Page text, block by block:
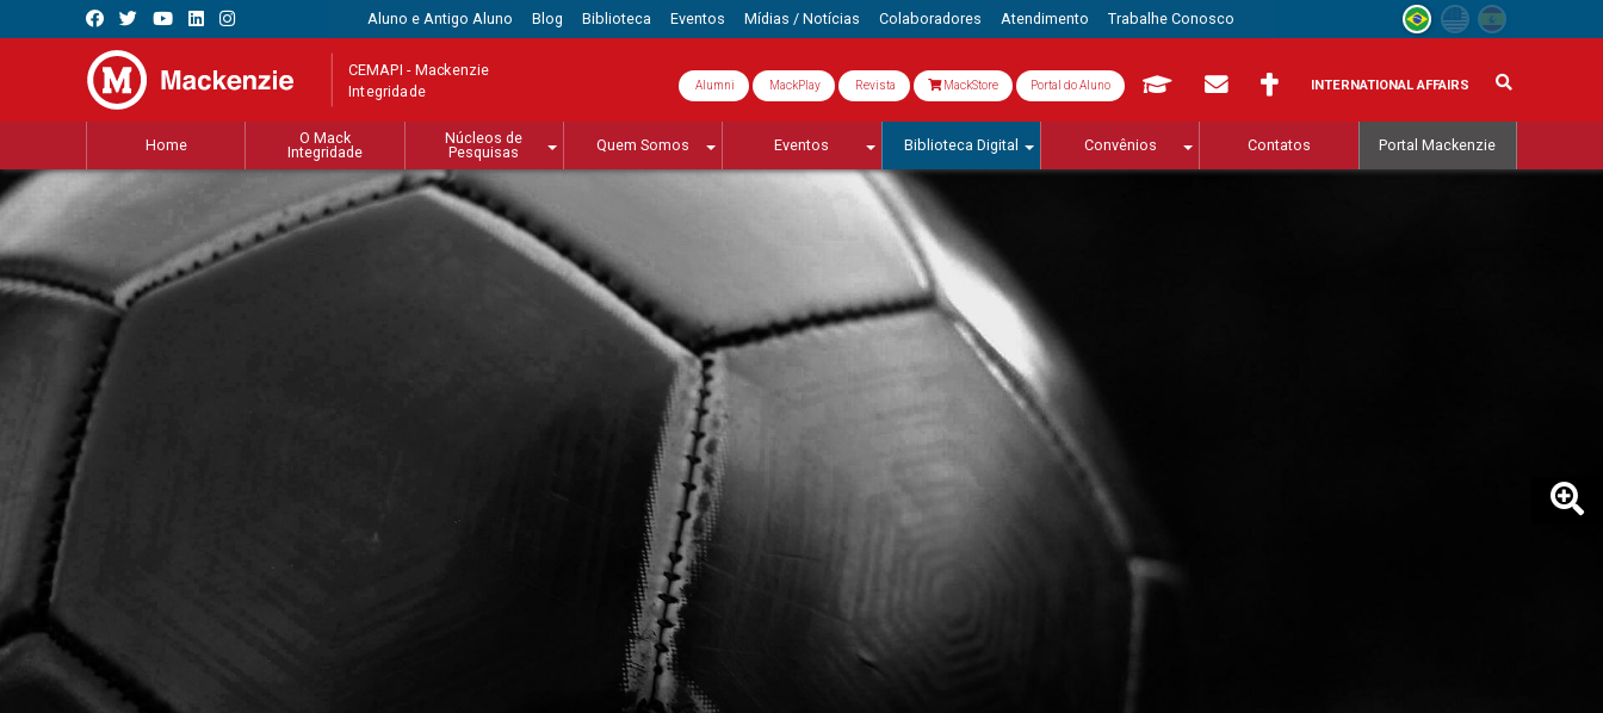
Aluno e Antigo Aluno Blog Biblioteca Eventos Mídias / Notícias Colaboradores Atendimento Trabalhe Conosco
CEMAPI - Mackenzie
Integridade Alumni MackPlay Revista MackStore Portal do Aluno INTERNATIONAL AFFAIRS
Home
O Mack
Integridade
Núcleos de
Pesquisas
Quem Somos Eventos Biblioteca Digital Convênios Contatos Portal Mackenzie